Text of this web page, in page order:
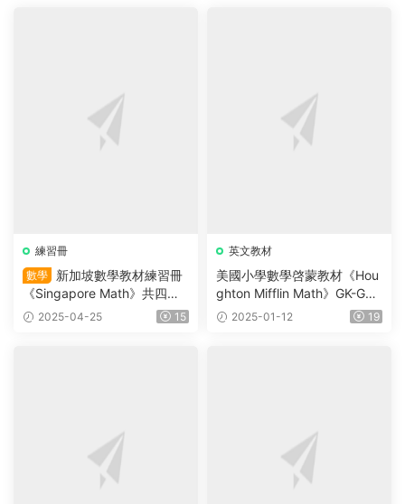
練習冊
數學
新加坡數學教材練習冊
《Singapore Math》共四冊
（L1-L4）适合小學2~5年級
2025-04-25 15
英文教材
美國小學數學啓蒙教材《Hou
ghton Mifflin Math》GK-G6
高清PDF自帶練習冊 是使用
2025-01-12 19